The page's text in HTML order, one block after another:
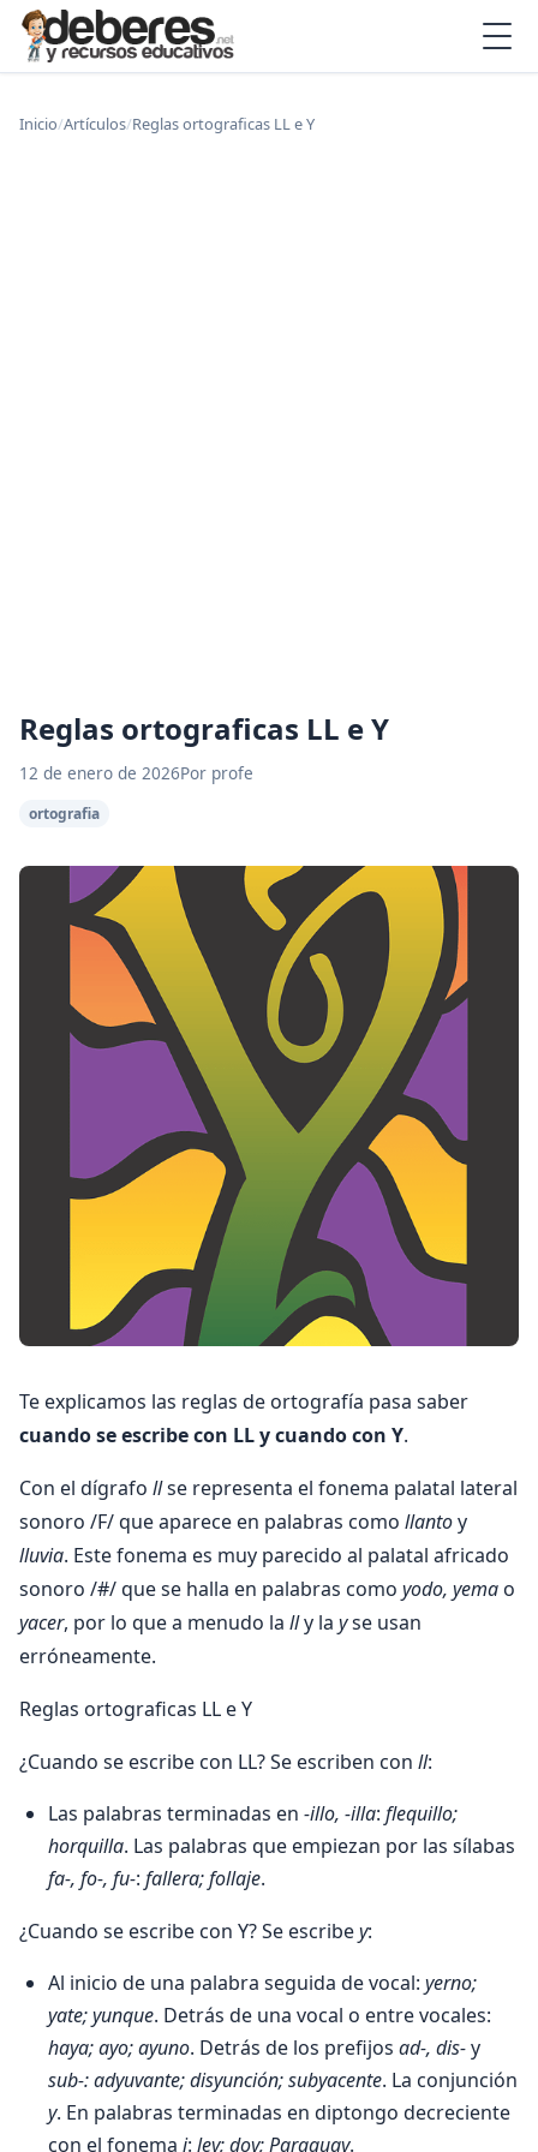
Inicio/Artículos/Reglas ortograficas LL e Y
Reglas ortograficas LL e Y
12 de enero de 2026Por profe
ortografia
Te explicamos las reglas de ortografía pasa saber
cuando se escribe con LL y cuando con Y.
Con el dígrafo llse representa el fonema palatal lateral
sonoro /F/ que aparece en palabras como llantoy
lluvia. Este fonema es muy parecido al palatal africado
sonoro /#/ que se halla en palabras como yodo, yema o
yacer, por lo que a menudo la lly la yse usan
erróneamente.
Reglas ortograficas LL e Y
¿Cuando se escribe con LL? Se escriben con ll:
Las palabras terminadas en -illo, -illa: flequillo;
horquilla. Las palabras que empiezan por las sílabas
fa-, fo-, fu-: fallera; follaje.
¿Cuando se escribe con Y? Se escribey:
Al inicio de una palabra seguida de vocal: yerno;
yate; yunque. Detrás de una vocal o entre vocales:
haya; ayo; ayuno. Detrás de los prefijos ad-, dis-y
sub-: adyuvante; disyunción; subyacente. La conjunción
y. En palabras terminadas en diptongo decreciente
con el fonema i: ley; doy; Paraguay.